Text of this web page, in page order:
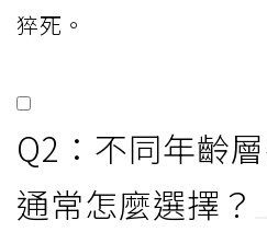
猝死。
Q2：不同年齡
通常怎麼選擇？